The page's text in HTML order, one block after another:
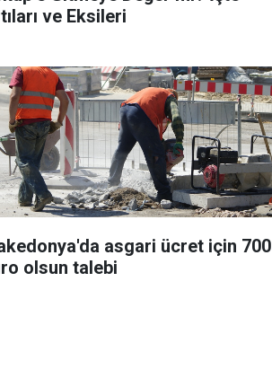
ve Eksileri
asgari ücret için 700
olsun talebi